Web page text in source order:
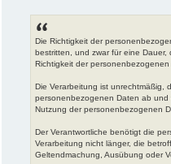
Die Richtigkeit der
bestritten, und zwar für eine Dauer,
Richtigkeit der personenbezogenen
Die Verarbeitung ist unrechtmäßig,
personenbezogenen Daten ab
Nutzung der personenbezogenen
Der Verantwortliche benötigt die
Verarbeitung nicht länger, die
Geltendmachung, Ausübung oder